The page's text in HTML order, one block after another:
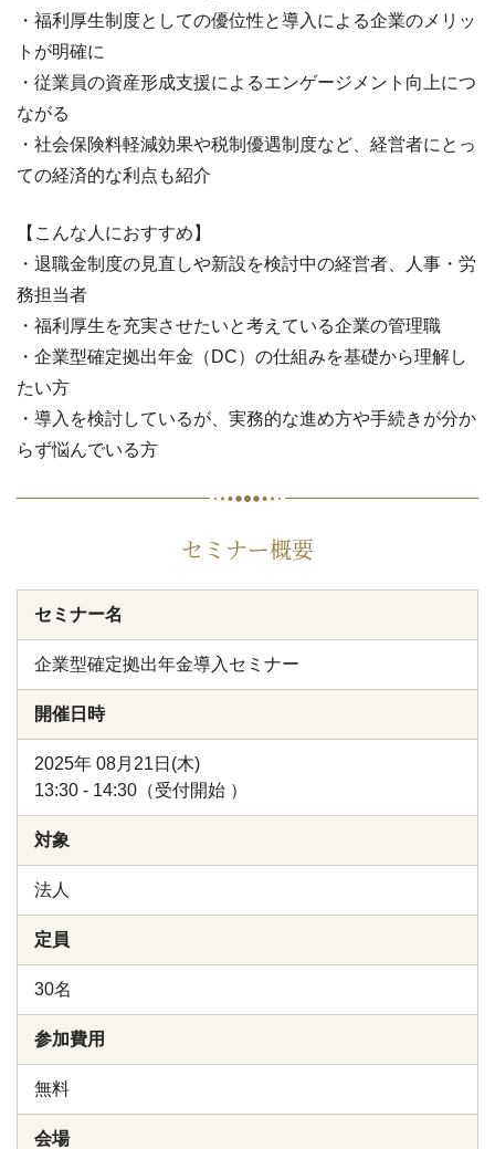
・福利厚生制度としての優位性と導入による企業のメリッ
トが明確に
・従業員の資産形成支援によるエンゲージメント向上につ
ながる
・社会保険料軽減効果や税制優遇制度など、経営者にとっ
ての経済的な利点も紹介
【こんな人におすすめ】
・退職金制度の見直しや新設を検討中の経営者、人事・労
務担当者
・福利厚生を充実させたいと考えている企業の管理職
・企業型確定拠出年金（DC）の仕組みを基礎から理解し
たい方
・導入を検討しているが、実務的な進め方や手続きが分か
らず悩んでいる方
セミナー概要
セミナー名
企業型確定拠出年金導入セミナー
開催日時
2025年 08月21日(木)
13:30 - 14:30（受付開始 ）
対象
法人
定員
30名
参加費用
無料
会場